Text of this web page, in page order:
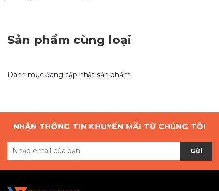
Sản phẩm cùng loại
Danh mục đang cập nhật sản phẩm
NHẬN THÔNG TIN KHUYẾN MÃI TỪ CHÚNG TÔI
Gửi